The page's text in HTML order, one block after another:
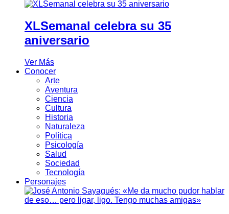
XLSemanal celebra su 35
aniversario
Ver Más
Conocer
Arte
Aventura
Ciencia
Cultura
Historia
Naturaleza
Política
Psicología
Salud
Sociedad
Tecnología
Personajes